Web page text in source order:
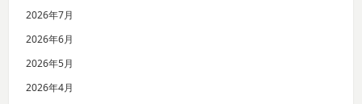
2026年7月
2026年6月
2026年5月
2026年4月